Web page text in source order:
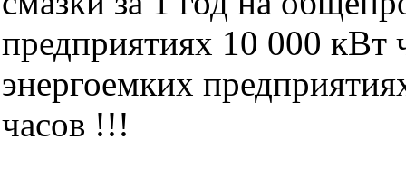
предприятиях 10 000 кВт
энергоемких
часов !!!